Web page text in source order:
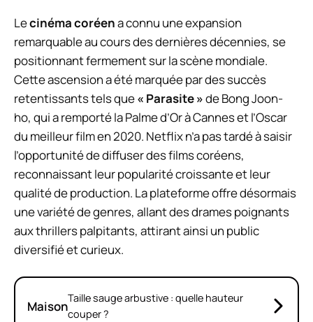
Lecinéma coréena connu une expansion
remarquable au cours des dernières décennies, se
positionnant fermement sur la scène mondiale.
Cette ascension a été marquée par des succès
retentissants tels que« Parasite »de Bong Joon-
ho, qui a remporté la Palme d’Or à Cannes et l’Oscar
du meilleur film en 2020. Netflix n’a pas tardé à saisir
l’opportunité de diffuser des films coréens,
reconnaissant leur popularité croissante et leur
qualité de production. La plateforme offre désormais
une variété de genres, allant des drames poignants
aux thrillers palpitants, attirant ainsi un public
diversifié et curieux.
MaisonTaille sauge arbustive : quelle hauteur
couper ?